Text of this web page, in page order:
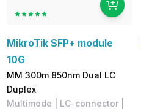
MikroTik SFP+ module
10G
MM 300m 850nm Dual LC
Duplex
Multimode | LC-connector | ​​